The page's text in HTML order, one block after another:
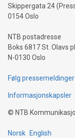
Skippergata 24
0154 Oslo
NTB postadresse
Boks 6817 St. Olavs
N-0130 Oslo
Følg
Informasjonskapsler
© NTB
Norsk English